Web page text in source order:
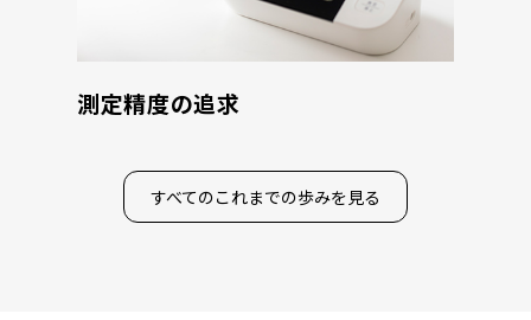
測定精度の追求
すべてのこれまでの歩みを見る